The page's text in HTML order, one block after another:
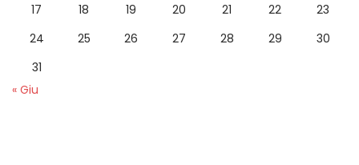
17
18 19 20 21 22
23
24
25 26 27 28 29
30
31
« Giu